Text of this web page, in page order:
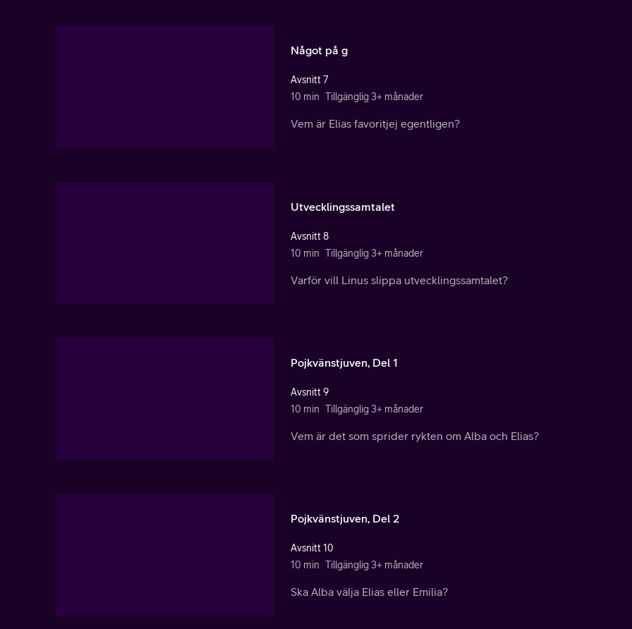
Något på g
Avsnitt 7
10 min Tillgänglig 3+ månader
Vem är Elias favoritjej egentligen?
Utvecklingssamtalet
Avsnitt 8
10 min Tillgänglig 3+ månader
Varför vill Linus slippa utvecklingssamtalet?
Pojkvänstjuven, Del 1
Avsnitt 9
10 min Tillgänglig 3+ månader
Vem är det som sprider rykten om Alba och Elias?
Pojkvänstjuven, Del 2
Avsnitt 10
10 min Tillgänglig 3+ månader
Ska Alba välja Elias eller Emilia?